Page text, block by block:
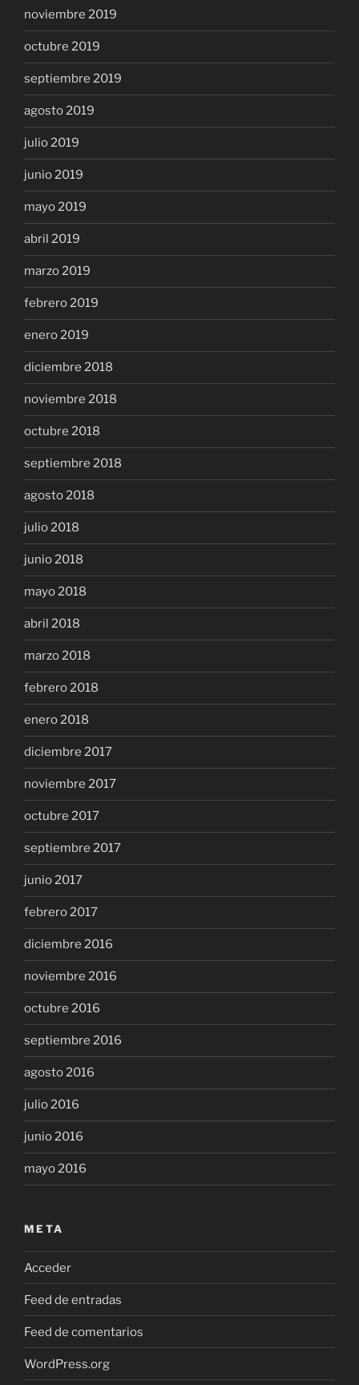
noviembre 2019
octubre 2019
septiembre 2019
agosto 2019
julio 2019
junio 2019
mayo 2019
abril 2019
marzo 2019
febrero 2019
enero 2019
diciembre 2018
noviembre 2018
octubre 2018
septiembre 2018
agosto 2018
julio 2018
junio 2018
mayo 2018
abril 2018
marzo 2018
febrero 2018
enero 2018
diciembre 2017
noviembre 2017
octubre 2017
septiembre 2017
junio 2017
febrero 2017
diciembre 2016
noviembre 2016
octubre 2016
septiembre 2016
agosto 2016
julio 2016
junio 2016
mayo 2016
META
Acceder
Feed de entradas
Feed de comentarios
WordPress.org